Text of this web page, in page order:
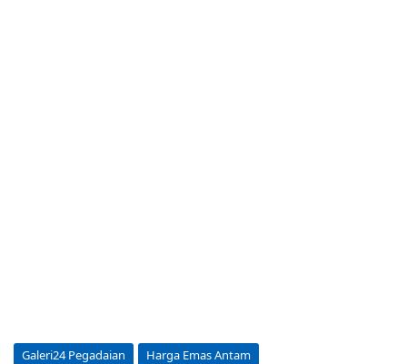
Galeri24 Pegadaian
Harga Emas Antam